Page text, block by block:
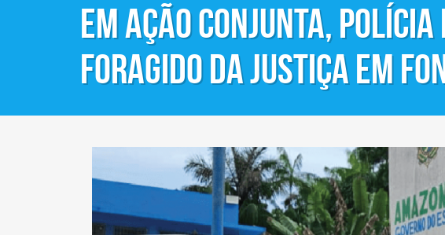
Em ação conjunta,
foragido da Justiça em